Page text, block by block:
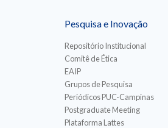
Pesquisa e Inovação
Repositório Institucional
Comitê de Ética
EAIP
Grupos de Pesquisa
Periódicos PUC-Campinas
Postgraduate Meeting
Plataforma Lattes